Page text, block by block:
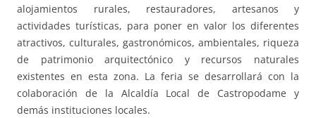
alojamientos rurales, restauradores, artesanos y
actividades turísticas, para poner en valor los diferentes
atractivos, culturales, gastronómicos, ambientales, riqueza
de patrimonio arquitectónico y recursos naturales
existentes en esta zona. La feria se desarrollará con la
colaboración de la Alcaldía Local de Castropodame y
demás instituciones locales.